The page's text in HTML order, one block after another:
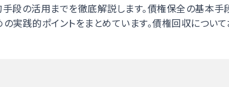
段の活用までを徹底解説します。債権保全の基本
実践的ポイントをまとめています。債権回収につい